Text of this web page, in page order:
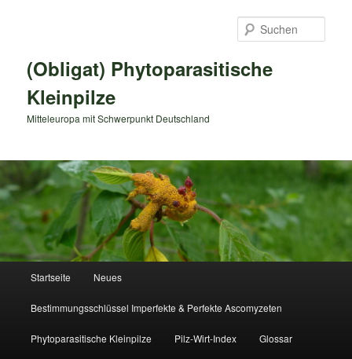
(Obligat) Phytoparasitische
Kleinpilze
Mitteleuropa mit Schwerpunkt Deutschland
Startseite Neues
Bestimmungsschlüssel Imperfekte & Perfekte Ascomyzeten
Phytoparasitische Kleinpilze Pilz-Wirt-Index Glossar